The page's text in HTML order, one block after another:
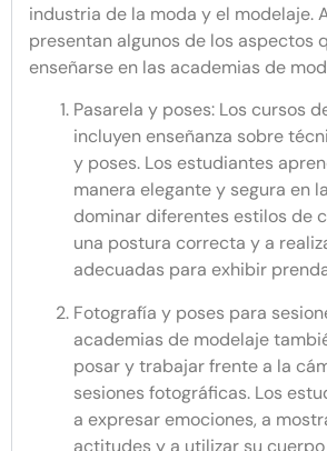
industria de la moda y el modelaje.
presentan algunos de los aspectos
enseñarse en las academias de
Pasarela y poses: Los cursos
incluyen enseñanza sobre
y poses. Los estudiantes
manera elegante y segura en
dominar diferentes estilos de
una postura correcta y a
adecuadas para exhibir
Fotografía y poses para
academias de modelaje
posar y trabajar frente a la
sesiones fotográficas. Los
a expresar emociones, a
actitudes y a utilizar su